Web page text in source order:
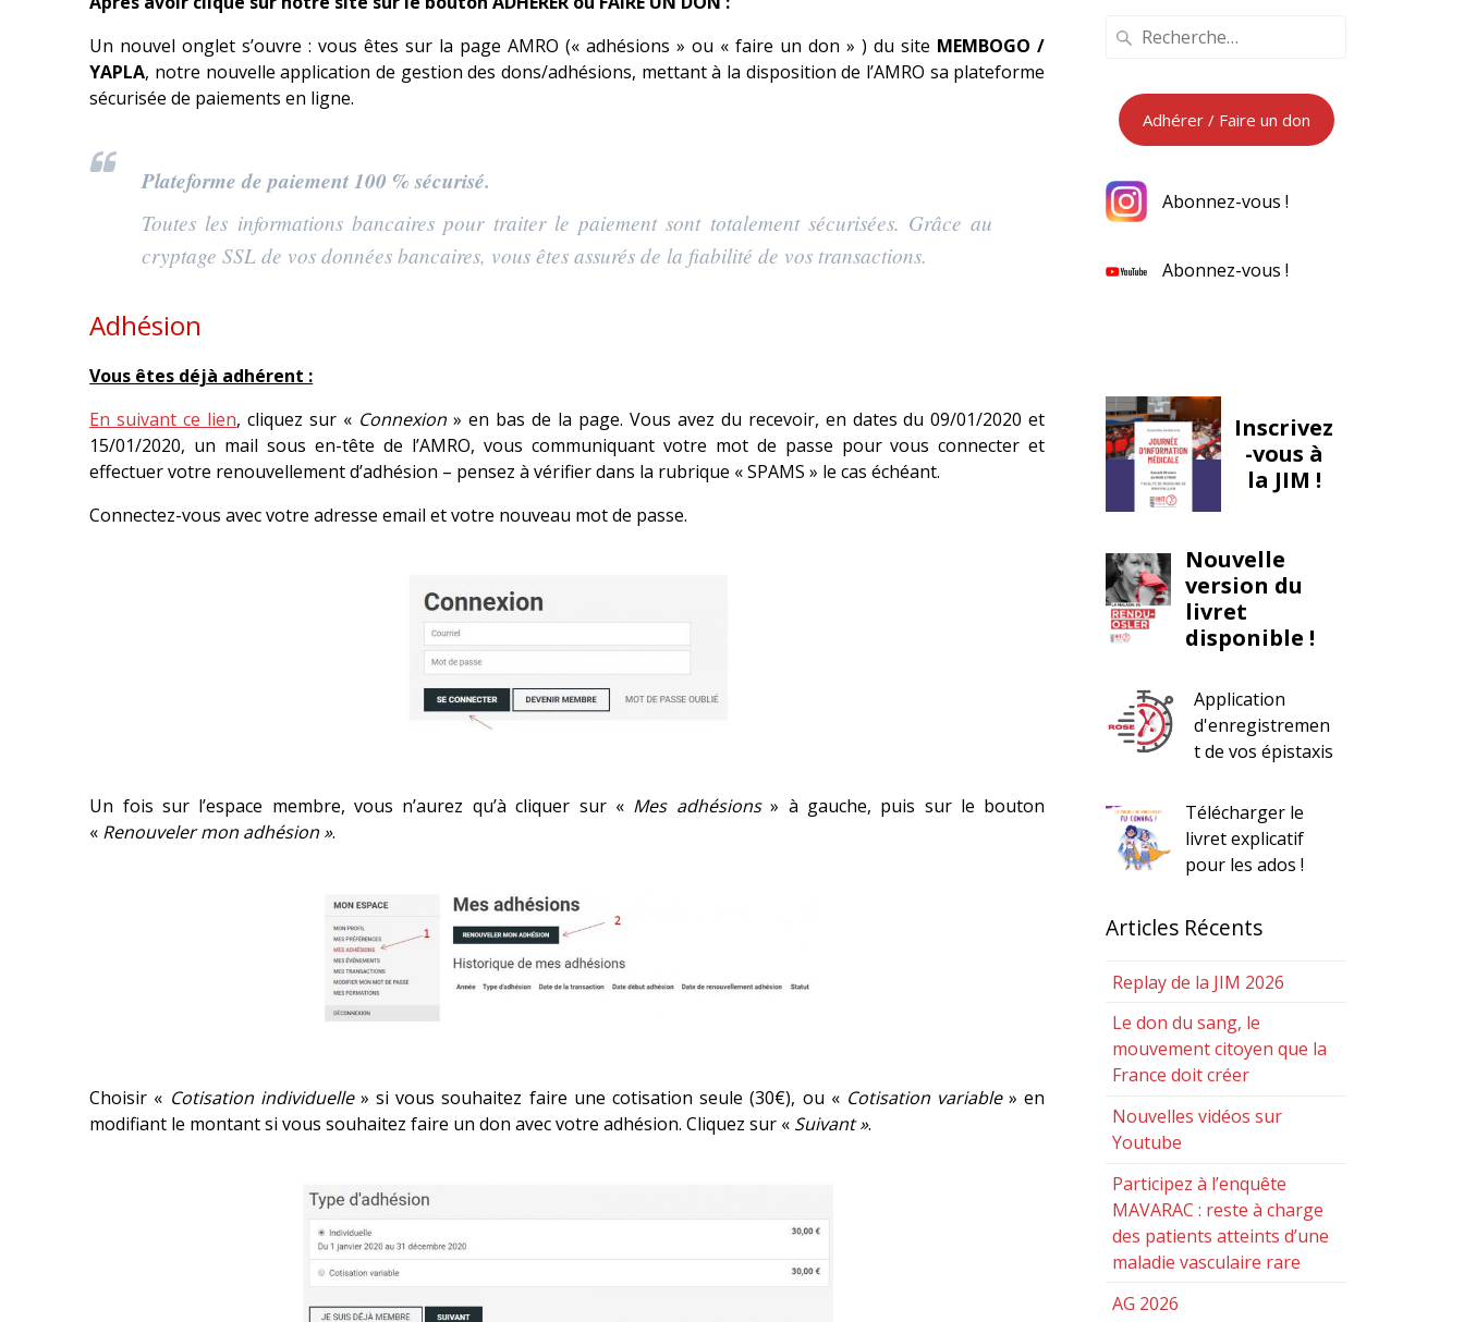
Un nouvel onglet s’ouvre : vous êtes sur la page AMRO (« adhésions » ou « faire un don » ) du site MEMBOGO /
YAPLA, notre nouvelle application de gestion des dons/adhésions, mettant à la disposition de l’AMRO sa plateforme
sécurisée de paiements en ligne.
Plateforme de paiement 100 % sécurisé.
Toutes les informations bancaires pour traiter le paiement sont totalement sécurisées. Grâce au
cryptage SSL de vos données bancaires, vous êtes assurés de la fiabilité de vos transactions.
Adhésion
Vous êtes déjà adhérent :
En suivant ce lien, cliquez sur « Connexion» en bas de la page. Vous avez du recevoir, en dates du 09/01/2020 et
15/01/2020, un mail sous en-tête de l’AMRO, vous communiquant votre mot de passe pour vous connecter et
effectuer votre renouvellement d’adhésion – pensez à vérifier dans la rubrique « SPAMS » le cas échéant.
Connectez-vous avec votre adresse email et votre nouveau mot de passe.
Un fois sur l’espace membre, vous n’aurez qu’à cliquer sur « Mes adhésions» à gauche, puis sur le bouton
« Renouveler mon adhésion ».
Choisir « Cotisation individuelle» si vous souhaitez faire une cotisation seule (30€), ou « Cotisation variable» en
modifiant le montant si vous souhaitez faire un don avec votre adhésion. Cliquez sur « Suivant ».
Recherche
Adhérer / Faire un don
Abonnez-vous !
Abonnez-vous !
Inscrivez
-vous à
la JIM !
Nouvelle
version du
livret
disponible !
Application
d'enregistremen
t de vos épistaxis
Télécharger le
livret explicatif
pour les ados !
Articles Récents
Replay de la JIM 2026
Le don du sang, le
mouvement citoyen que la
France doit créer
Nouvelles vidéos sur
Youtube
Participez à l’enquête
MAVARAC : reste à charge
des patients atteints d’une
maladie vasculaire rare
AG 2026